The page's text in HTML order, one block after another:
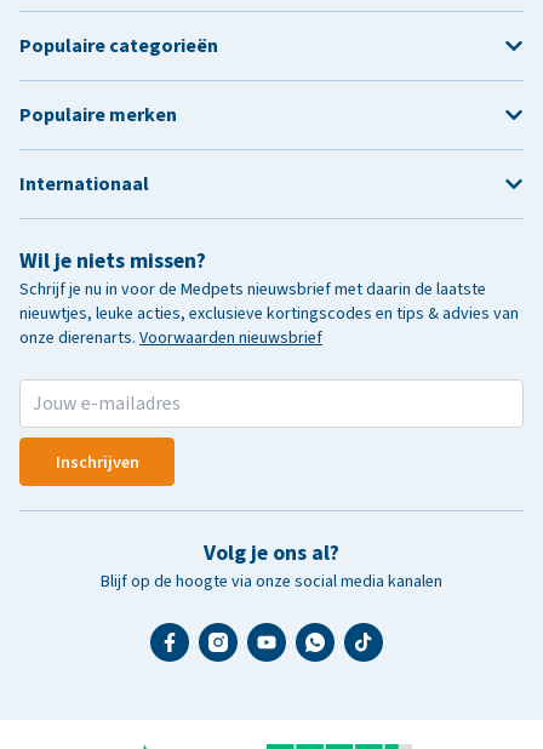
Wil je niets missen?
Schrijf je nu in voor de Medpets nieuwsbrief met daarin de laatste
nieuwtjes, leuke acties, exclusieve kortingscodes en tips & advies van
onze dierenarts. Voorwaarden nieuwsbrief
Inschrijven
Volg je ons al?
Blijf op de hoogte via onze social media kanalen
Populaire categorieën
Populaire merken
Internationaal